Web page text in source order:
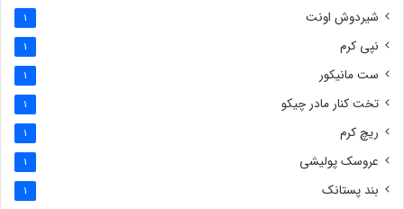
شیردوش اونت 1
نپی کرم 1
ست مانیکور 1
تخت کنار مادر چیکو 1
ریچ کرم 1
عروسک پولیشی 1
بند پستانک 1